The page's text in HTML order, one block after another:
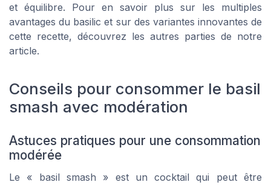
et équilibre. Pour en savoir plus sur les multiples
avantages du basilic et sur des variantes innovantes de
cette recette, découvrez les autres parties de notre
article.
Conseils pour consommer le basil
smash avec modération
Astuces pratiques pour une consommation
modérée
Le « basil smash » est un cocktail qui peut être